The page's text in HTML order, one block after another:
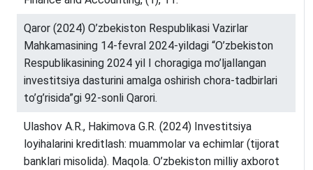
Qaror (2024) O’zbekiston Respublikasi Vazirlar
Mahkamasining 14-fevral 2024-yildagi “O’zbekiston
Respublikasining 2024 yil I choragiga mo’ljallangan
investitsiya dasturini amalga oshirish chora-tadbirlari
to’g’risida”gi 92-sonli Qarori.
Ulashov A.R., Hakimova G.R. (2024) Investitsiya
loyihalarini kreditlash: muammolar va echimlar (tijorat
banklari misolida). Maqola. O’zbekiston milliy axborot